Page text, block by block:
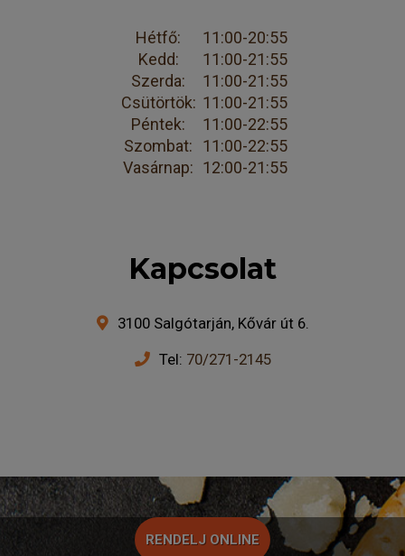
Hétfő:
11:00-20:55
Kedd:
11:00-21:55
Szerda:
11:00-21:55
Csütörtök: 11:00-21:55
Péntek:
11:00-22:55
Szombat:
11:00-22:55
Vasárnap: 12:00-21:55
Kapcsolat
3100 Salgótarján, Kővár út 6.
Tel: 70/271-2145
RENDELJ ONLINE